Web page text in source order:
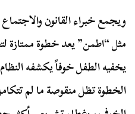
ويجمع خبراء القانون
مثل “اطمن” يعد خطوة
يخفيه الطفل خوفاً يكشفه
الخطوة تظل منقوصة ما لم